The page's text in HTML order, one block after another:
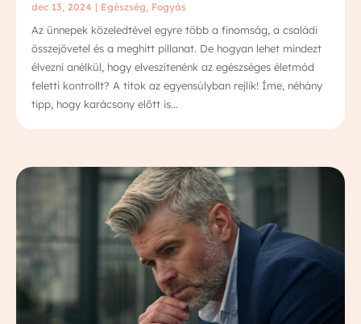
dec 13, 2024 | Egészség, Fogyás
Az ünnepek közeledtével egyre több a finomság, a családi
összejövetel és a meghitt pillanat. De hogyan lehet mindezt
élvezni anélkül, hogy elveszítenénk az egészséges életmód
feletti kontrollt? A titok az egyensúlyban rejlik! Íme, néhány
tipp, hogy karácsony előtt is...